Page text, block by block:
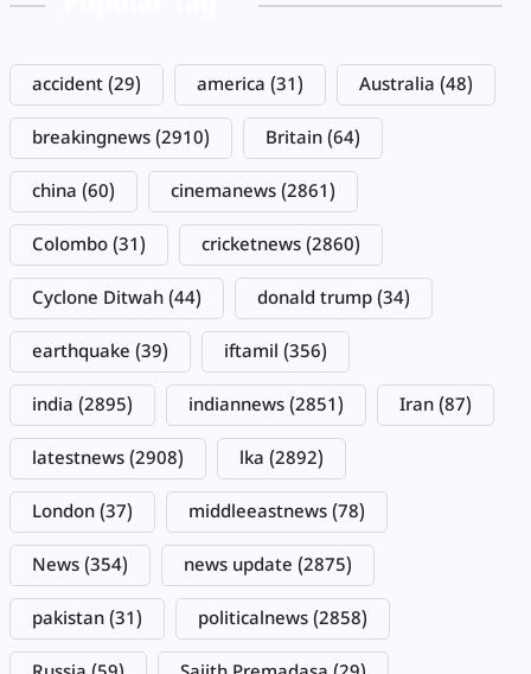
accident (29) america (31) Australia (48)
breakingnews (2910) Britain (64)
china (60) cinemanews (2861)
Colombo (31) cricketnews (2860)
Cyclone Ditwah (44) donald trump (34)
earthquake (39) iftamil (356)
india (2895) indiannews (2851) Iran (87)
latestnews (2908) lka (2892)
London (37) middleeastnews (78)
News (354) news update (2875)
pakistan (31) politicalnews (2858)